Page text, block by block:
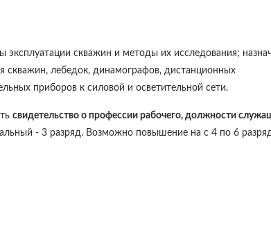
скважин и методы их исследования;
скважин, лебедок, динамографов, дистанционных
приборов к силовой и осветительной сети.
свидетельство о профессии рабочего, должности
- 3 разряд. Возможно повышение на с 4 по 6